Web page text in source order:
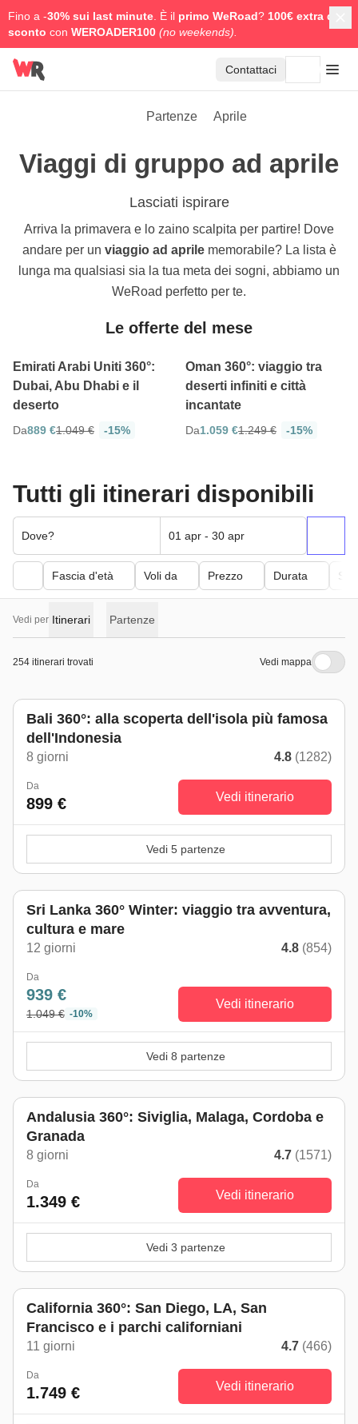
Fino a -30% sui last minute . È il primo WeRoad? 100€ extra di
sconto con WEROADER100 (no weekends).
Contattaci
Partenze Aprile
Viaggi di gruppo ad aprile
Lasciati ispirare
Arriva la primavera e lo zaino scalpita per partire! Dove
andare per un viaggio ad aprilememorabile? La lista è
lunga ma qualsiasi sia la tua meta dei sogni, abbiamo un
WeRoad perfetto per te.
Le offerte del mese
4.7
Emirati Arabi Uniti 360°:
Dubai, Abu Dhabi e il
deserto
Da889 €1.049 € -15%
9 giorni
Oman 360°: viaggio tra
deserti infiniti e città
incantate
Da1.059 €1.249 € -15%
Tutti gli itinerari disponibili
Dove? 01 apr - 30 apr
Fascia d'età Voli da Prezzo Durata
Vedi per Itinerari Partenze
254 itinerari trovati Vedi mappa
Bali 360°: alla scoperta dell'isola più famosa
dell'Indonesia
8 giorni 4.8 (1282)
Da
899 € Vedi itinerario
Vedi 5 partenze
Da novembre a maggio
Sri Lanka 360° Winter: viaggio tra avventura,
cultura e mare
12 giorni 4.8 (854)
Da
939 €
1.049 € -10%
Vedi itinerario
Vedi 8 partenze
Andalusia 360°: Siviglia, Malaga, Cordoba e
Granada
8 giorni 4.7 (1571)
Da
1.349 € Vedi itinerario
Vedi 3 partenze
Da maggio a ottobre
California 360°: San Diego, LA, San
Francisco e i parchi californiani
11 giorni 4.7 (466)
Da
1.749 € Vedi itinerario